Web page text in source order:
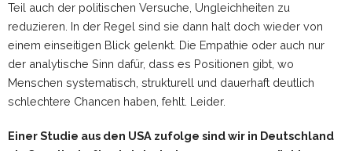
Teil auch der politischen Versuche, Ungleichheiten zu
reduzieren. In der Regel sind sie dann halt doch wieder von
einem einseitigen Blick gelenkt. Die Empathie oder auch nur
der analytische Sinn dafür, dass es Positionen gibt, wo
Menschen systematisch, strukturell und dauerhaft deutlich
schlechtere Chancen haben, fehlt. Leider.
Einer Studie aus den USA zufolge sind wir in Deutschland